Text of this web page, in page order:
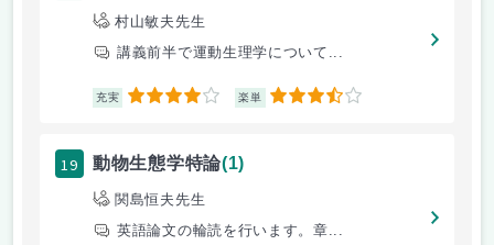
村山敏夫先生
講義前半で運動生理学について...
充実 4 楽単 3.5
19 動物生態学特論(1)
関島恒夫先生
英語論文の輪読を行います。章...